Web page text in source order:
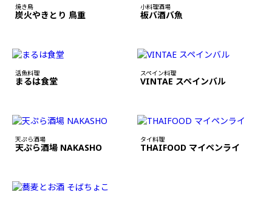
焼き鳥
炭火やきとり 鳥重
小料理酒場
板バ酒バ魚
活魚料理
まるは食堂
スペイン料理
VINTAE スペインバル
天ぷら酒場
天ぷら酒場 NAKASHO
タイ料理
THAIFOOD マイペンライ